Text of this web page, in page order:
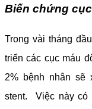
Biến chứng
Trong vài tháng
triển các cục máu
2% bệnh nhân sẽ
stent. Việc này có